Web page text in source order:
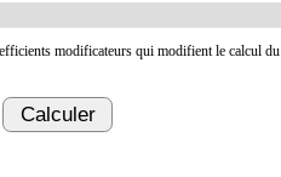
modificateurs qui modifient le calcul du
Calculer